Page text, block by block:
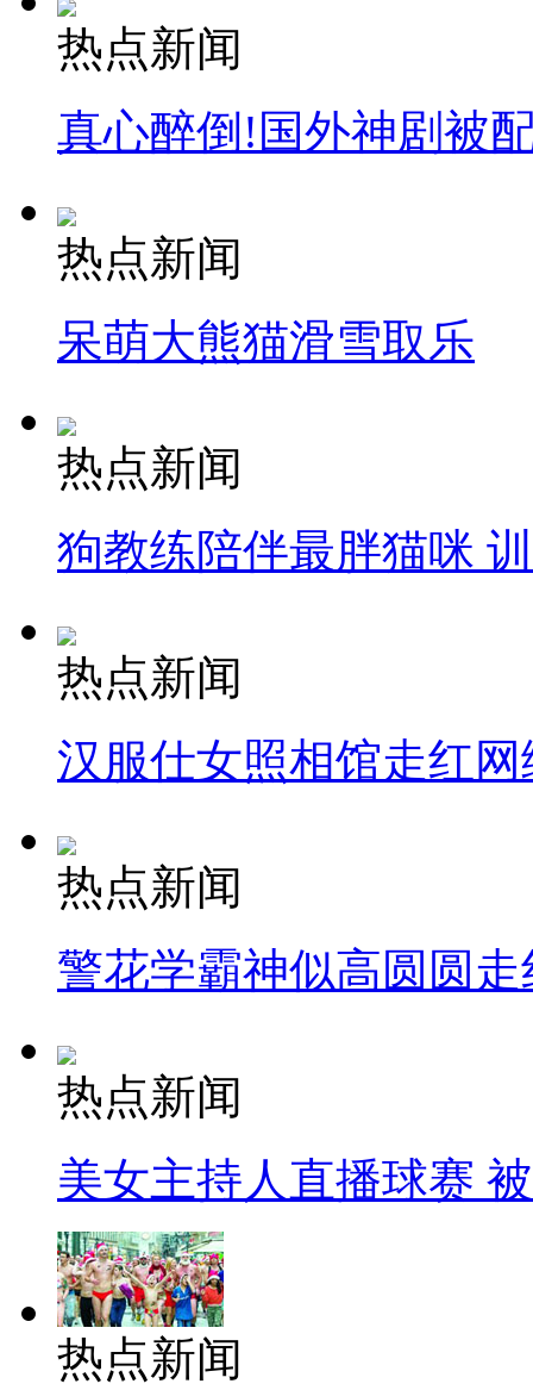
热点新闻
真心醉倒!国外神剧被
热点新闻
呆萌大熊猫滑雪取乐
热点新闻
狗教练陪伴最胖猫咪
热点新闻
汉服仕女照相馆走红网
热点新闻
警花学霸神似高圆圆走
热点新闻
美女主持人直播球赛
热点新闻